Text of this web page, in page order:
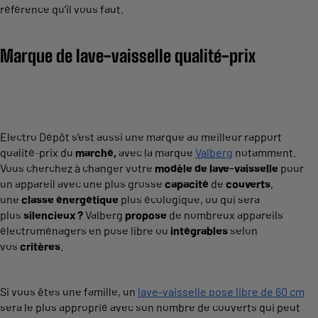
référence qu’il vous faut.
Marque de lave-vaisselle qualité-prix
Electro Dépôt s’est aussi une marque au meilleur rapport
qualité-prix du marché, avec la marque Valberg notamment.
Vous cherchez à changer votre modèle de lave-vaisselle pour
un appareil avec une plus grosse capacité de couverts,
une classe énergétique plus écologique, ou qui sera
plus silencieux ?Valberg propose de nombreux appareils
électroménagers en pose libre ou intégrables selon
vos critères.
Si vous êtes une famille, un lave-vaisselle pose libre de 60 cm
sera le plus approprié avec son nombre de couverts qui peut